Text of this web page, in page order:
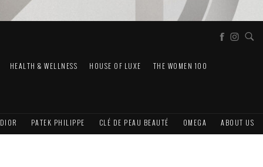
HEALTH & WELLNESS HOUSE OF LUXE THE WOMEN 100
DIOR PATEK PHILIPPE CLÉ DE PEAU BEAUTÉ OMEGA ABOUT US